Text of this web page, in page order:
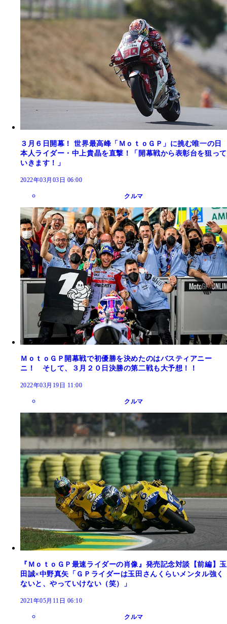
３月６日開幕！ 世界最高峰「ＭｏｔｏＧＰ」に挑む唯一の日
本人ライダー・中上貴晶を直撃！「開幕戦から表彰台を狙って
いきます！」
2022年03月03日 06:00
クルマ
ＭｏｔｏＧＰ開幕戦で初優勝を決めたのはバスティアニー
ニ！ そして、３月２０日決勝の第二戦も大予想！！
2022年03月19日 11:00
クルマ
『ＭｏｔｏＧＰ最速ライダーの肖像』発売記念対談【前編】玉
田誠×中野真矢「ＧＰライダーは玉田さんくらいメンタル強く
ないと、やっていけない（笑）」
2021年05月11日 06:10
クルマ